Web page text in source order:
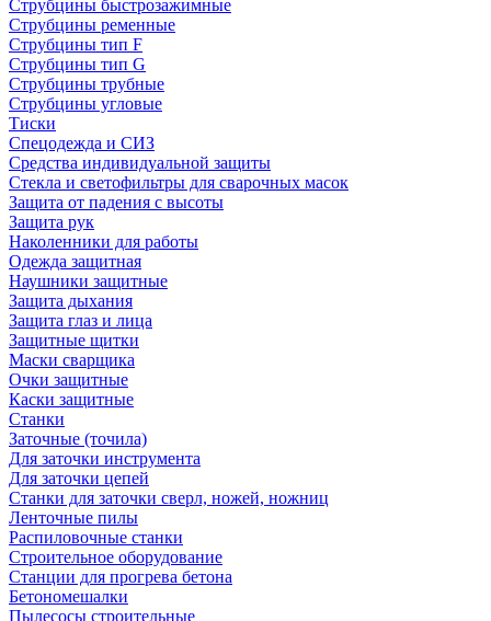
Струбцины быстрозажимные
Струбцины ременные
Струбцины тип F
Струбцины тип G
Струбцины трубные
Струбцины угловые
Тиски
Спецодежда и СИЗ
Средства индивидуальной защиты
Стекла и светофильтры для сварочных масок
Защита от падения с высоты
Защита рук
Наколенники для работы
Одежда защитная
Наушники защитные
Защита дыхания
Защита глаз и лица
Защитные щитки
Маски сварщика
Очки защитные
Каски защитные
Станки
Заточные (точила)
Для заточки инструмента
Для заточки цепей
Станки для заточки сверл, ножей, ножниц
Ленточные пилы
Распиловочные станки
Строительное оборудование
Станции для прогрева бетона
Бетономешалки
Пылесосы строительные